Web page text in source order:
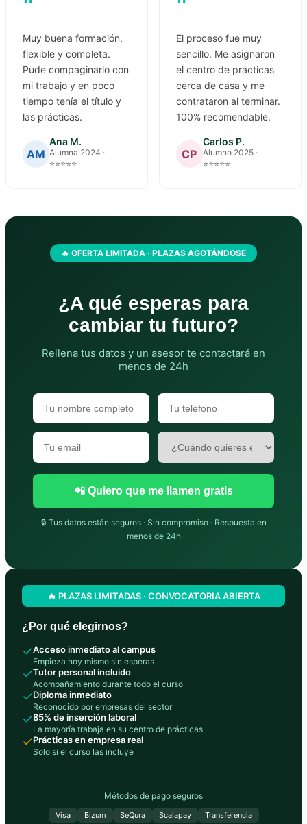
"
Muy buena formación,
flexible y completa.
Pude compaginarlo con
mi trabajo y en poco
tiempo tenía el título y
las prácticas.
AM
Ana M.
Alumna 2024 ·
⭐⭐⭐⭐⭐
"
El proceso fue muy
sencillo. Me asignaron
el centro de prácticas
cerca de casa y me
contrataron al terminar.
100% recomendable.
CP
Carlos P.
Alumno 2025 ·
⭐⭐⭐⭐⭐
🔥 OFERTA LIMITADA · PLAZAS AGOTÁNDOSE
¿A qué esperas para
cambiar tu futuro?
Rellena tus datos y un asesor te contactará en
menos de 24h
📲 Quiero que me llamen gratis
🔒 Tus datos están seguros · Sin compromiso · Respuesta en
menos de 24h
🔥 PLAZAS LIMITADAS · CONVOCATORIA ABIERTA
¿Por qué elegirnos?
✓Acceso inmediato al campus
Empieza hoy mismo sin esperas
✓Tutor personal incluido
Acompañamiento durante todo el curso
✓Diploma inmediato
Reconocido por empresas del sector
✓85% de inserción laboral
La mayoría trabaja en su centro de prácticas
✓Prácticas en empresa real
Solo si el curso las incluye
Métodos de pago seguros
Visa Bizum SeQura Scalapay Transferencia